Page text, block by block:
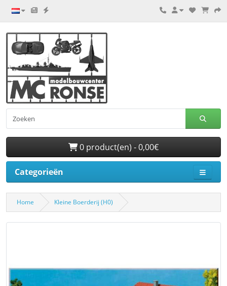
0 product(en) - 0,00€
Categorieën
Home Kleine Boerderij (H0)